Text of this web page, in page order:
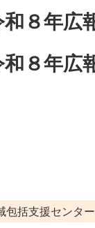
和８年広
和８年広
包括支援センタ